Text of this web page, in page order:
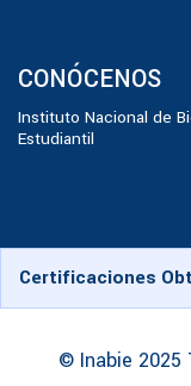
CONÓCENOS
Instituto Nacional de
Estudiantil
Certificaciones
© Inabie 2025